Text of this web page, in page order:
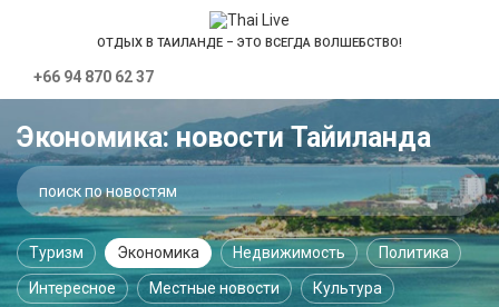
ОТДЫХ В ТАИЛАНДЕ – ЭТО ВСЕГДА ВОЛШЕБСТВО!
+66 94 870 62 37
Экономика: новости Тайиланда
Туризм Экономика Недвижимость
Политика
Интересное
Местные новости
Культура